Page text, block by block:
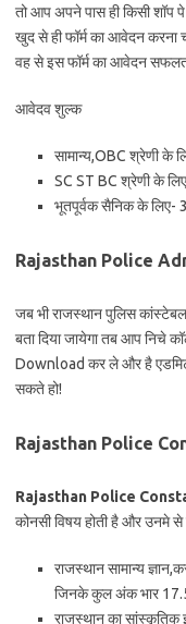
तो आप अपने पास ही किसी शॉप
खुद से ही फॉर्म का आवेदन करना
वह से इस फॉर्म का आवेदन
आवेदव शुल्क
सामान्य,OBC श्रेणी के
SC ST BC श्रेणी के
भूतपूर्वक सैनिक के लिए-
Rajasthan Police
जब भी राजस्थान पुलिस
बता दिया जायेगा तब आप निचे
Download कर ले और है
सकते हो!
Rajasthan Police
Rajasthan Police
कोनसी विषय होती है और
राजस्थान सामान्य
जिनके कुल अंक भार 17.5
राजस्थान का